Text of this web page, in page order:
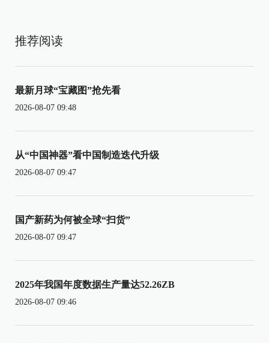
推荐阅读
最新月球“宝藏图”抢先看
2026-08-07 09:48
从“中国神器”看中国制造迭代升级
2026-08-07 09:47
国产新药为何被全球“扫货”
2026-08-07 09:47
2025年我国年度数据生产量达52.26ZB
2026-08-07 09:46